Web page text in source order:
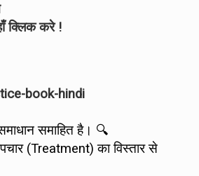
क्लिक करे !
book-hindi
समाहित है। 🔍
(Treatment) का विस्तार से